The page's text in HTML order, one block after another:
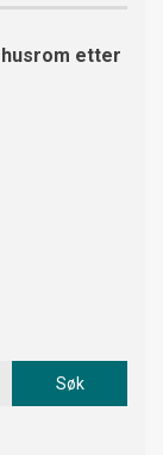
husrom etter